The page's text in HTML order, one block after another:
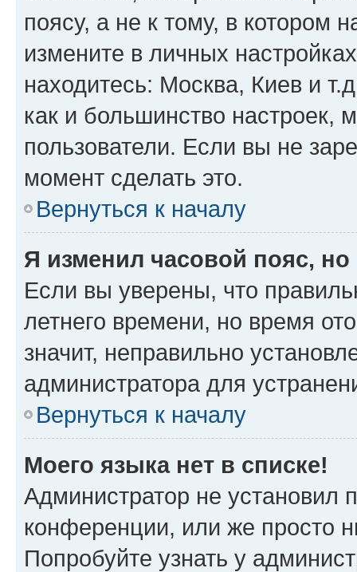
поясу, а не к тому, в котором
измените в личных
находитесь: Москва, Киев и
как и большинство настроек,
пользователи. Если вы не
момент сделать это.
Вернуться к началу
Я изменил часовой пояс,
Если вы уверены, что
летнего времени, но время
значит, неправильно
администратора для
Вернуться к началу
Моего языка нет в списке!
Администратор не установил
конференции, или же просто
Попробуйте узнать у